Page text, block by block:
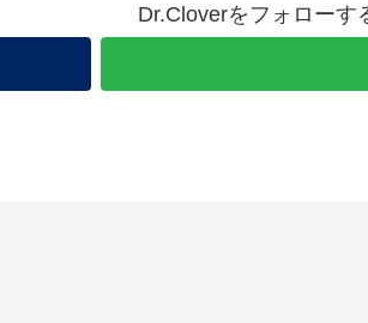
Dr.Cloverをフォローす